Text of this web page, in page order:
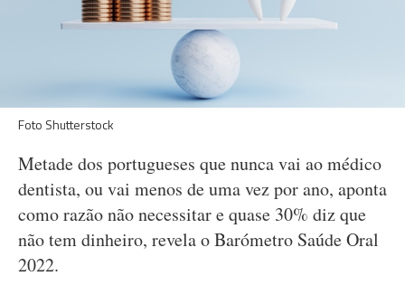
Foto Shutterstock
Metade dos portugueses que nunca vai ao médico
dentista, ou vai menos de uma vez por ano, aponta
como razão não necessitar e quase 30% diz que
não tem dinheiro, revela o Barómetro Saúde Oral
2022.